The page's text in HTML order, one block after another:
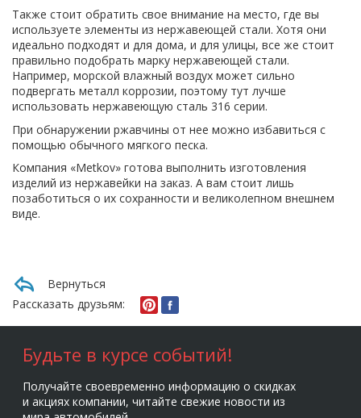
Также стоит обратить свое внимание на место, где вы
используете элементы из нержавеющей стали. Хотя они
идеально подходят и для дома, и для улицы, все же стоит
правильно подобрать марку нержавеющей стали.
Например, морской влажный воздух может сильно
подвергать металл коррозии, поэтому тут лучше
использовать нержавеющую сталь 316 серии.
При обнаружении ржавчины от нее можно избавиться с
помощью обычного мягкого песка.
Компания «Metkov» готова выполнить изготовления
изделий из нержавейки на заказ. А вам стоит лишь
позаботиться о их сохранности и великолепном внешнем
виде.
Вернуться
Рассказать друзьям:
Будьте в курсе событий!
Получайте своевременно информацию о скидках
и акциях компании, читайте свежие новости из